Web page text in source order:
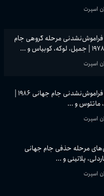
اسپرت
مرحله گروهی جام
اسپرت
گل‌های فراموش‌نشدنی جام جهانی ۱۹۸۶ |
ماتئوس و ...
اسپرت
مرحله حذفی جام جهانی
اسپرت